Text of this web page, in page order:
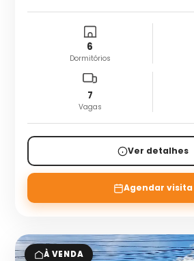
6
Dormitórios
7
Vagas
Ver detalhes
Agendar visita
À VENDA